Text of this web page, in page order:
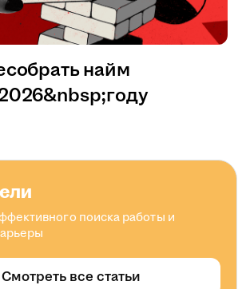
найм
поиска работы и
Смотреть все статьи